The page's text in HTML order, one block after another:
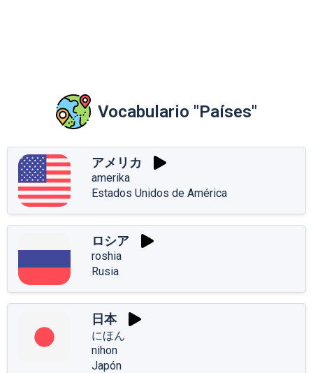
Vocabulario "Países"
アメリカ
amerika
Estados Unidos de América
ロシア
roshia
Rusia
日本
にほん
nihon
Japón